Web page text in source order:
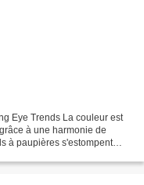
Eye Trends La couleur est
à une harmonie de
à paupières s'estompent